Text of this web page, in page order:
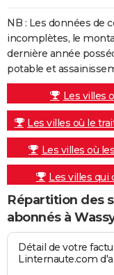
NB : Les données de
incomplètes, le
dernière année
potable et
Les villes
Les villes où le
Les villes où
Les villes
Répartition des
abonnés à
Détail de votre
Linternaute.com